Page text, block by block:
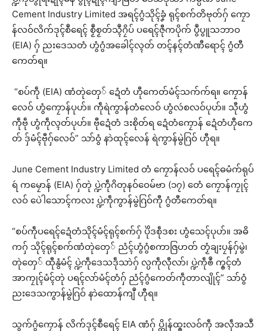
Cement Industry Limited အရၚ်ဂွံသိုၚ်ခၞံ ရုၚ်စက်တိဗုတ်ဂှ် ကၠော
န်လဝ်လိက်ဒုၚ်စဳရေၚ် စၟဳစၟတ်သ္ၚဳဂၠိပ် ပရေၚ်ဇီုကပိုက် ပွဳပွူသဘာဝ
(EIA) ဂှ် ညးဒေသတံ ဟွံဂွံအခေါၚ်လ္ၚတ် တၚ်နၚ်တံဏီရောၚ် ဂွံတီ
ကေတ်ရ။
“စပ်ကဵု (EIA) ဏံတုဲတှေ် ဍေံတံ ဟီုကေတ်မံၚ်သက်က်ရ။ ကၠောန်
လေဝ် ဟွံကၠောန်ပုဟ်။ ကဵုရဲကွာန်တံလေဝ် ဟွံလဴစလဝ်ပုဟ်။ သီုဟွံ
ကဵုဗဵု ဟွံကဵုလ္ၚတ်ပုဟ်။ ဗီုဍေံတံ ဒးစိုတ်ရ ဍေံတံကၠောန် ဍေံတံဟီုကေ
တ် ဒှ်မံၚ်ဗီုဂှ်လေဝ်” သာ်ဝွံ နာဲထုၚ်လေန် ရဲကွာန်မွဲဂြဝ် ဟီုရ။
June Cement Industry Limited တံ ကၠောန်လဝ် ပရေၚ်ဓမံက်ရုပ်
ရဴ ကမၠောန် (EIA) ဂှ်တုဲ ပ္ဍဲကဵုဂိတုနဝ်ဝေမ်ဗာ (၁၇) တေံ ကၠောန်ကၠုၚ်
လဝ် ပေဲါသောၚ်ကလး ပ္ဍဲကဵုကွာန်မွဲဂြဝ်ကီု ဂွံတီကေတ်ရ။
“စပ်ကဵုပရေၚ်ဍေံတံသိုၚ်မံၚ်ရုၚ်စက်ဂှ် ပိုဲဒစဵုဒစး ဟွံသေၚ်ပုဟ်။ အဓိ
ကဂှ် သိုၚ်ရုၚ်စက်ဏံတုဲတှေ် ညံၚ်ဟွံဂွံစကာဇြဟတ် တၟံချးပၠန်ဂှ်မွဲ၊
တုဲတှေ် ထီုနွံမံၚ် ပ္ဍဲကဵုဒေသဒဵုသာဲဂှ် လ္ပကဵုလီုလာ်၊ ပ္ဍဲကဵုၜဳ က္ၜၚ်တံ
အာကၠုၚ်မံၚ်တုဲ ပရၚ်လာ်မံၚ်တံဂှ် ညံၚ်ဂွံကေတ်ကဵုတာလျိုၚ်” သာ်ဝွံ
ညးဒေသကွာန်မွဲဂြဝ် နာဲထောန်ကျဳ ဟီုရ။
သွက်ဂွံကၠောန် လိက်ဒုၚ်စဳရေၚ် EIA ဏံဂှ် ပ္တိုန်ထ္ၜးလဝ်ကဵု အလဵုအသဳ